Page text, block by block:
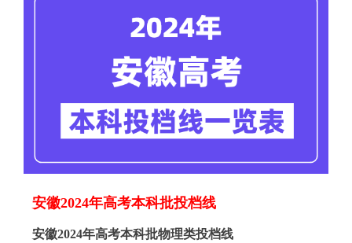
安徽2024年高考本科批投档线
安徽2024年高考本科批物理类投档线